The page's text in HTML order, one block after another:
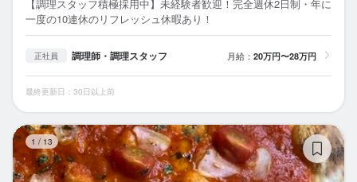
【調理スタッフ積極採用中】未経験者歓迎！完全週休2日制・年に
一度の10連休のリフレッシュ休暇あり！
正社員 調理師・調理スタッフ 月給： 20万円〜28万円
最終更新日：30日以上前
1 / 13